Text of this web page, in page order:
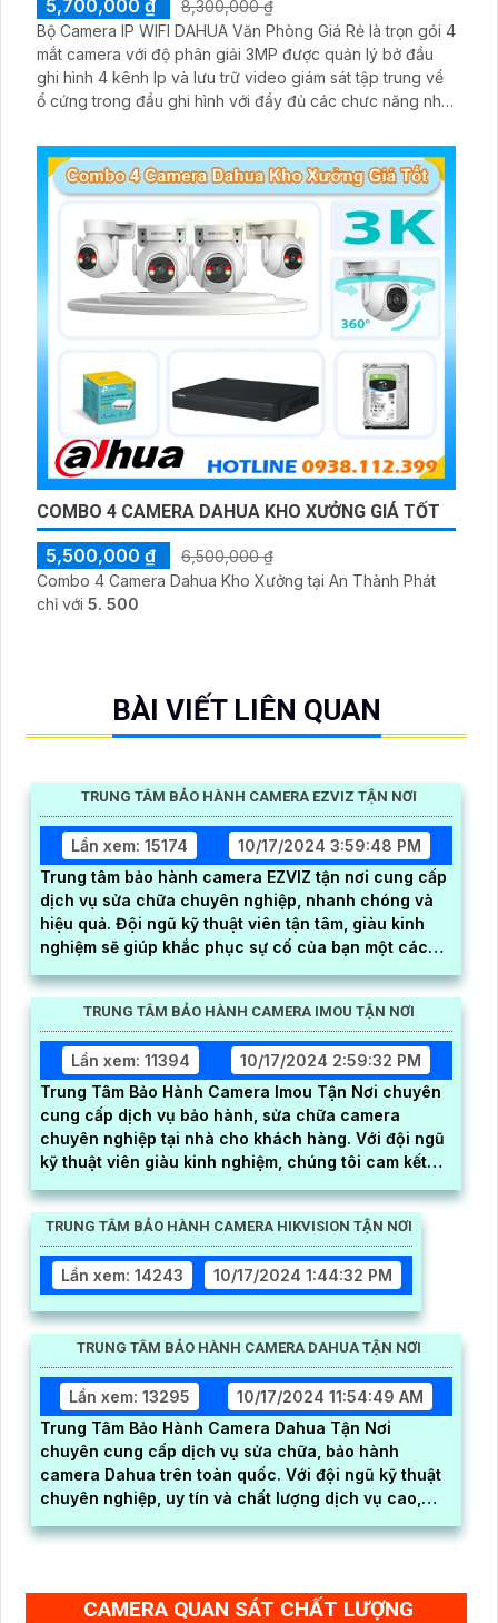
5,700,000 ₫
8,300,000 ₫
Bộ Camera IP WIFI DAHUA Văn Phòng Giá Rẻ là trọn gói 4
mắt camera với độ phân giải 3MP được quản lý bở đầu
ghi hình 4 kênh Ip và lưu trữ video giám sát tập trung về
ổ cứng trong đầu ghi hình với đầy đủ các chưc năng như
giám sát có màu vào ban đêm
COMBO 4 CAMERA DAHUA KHO XƯỞNG GIÁ TỐT
5,500,000 ₫
6,500,000 ₫
Combo 4 Camera Dahua Kho Xưởng tại An Thành Phát
chỉ với 5. 500
BÀI VIẾT LIÊN QUAN
TRUNG TÂM BẢO HÀNH CAMERA EZVIZ TẬN NƠI
Lần xem: 15174
10/17/2024 3:59:48 PM
Trung tâm bảo hành camera EZVIZ tận nơi cung cấp
dịch vụ sửa chữa chuyên nghiệp, nhanh chóng và
hiệu quả. Đội ngũ kỹ thuật viên tận tâm, giàu kinh
nghiệm sẽ giúp khắc phục sự cố của bạn một cách
TRUNG TÂM BẢO HÀNH CAMERA IMOU TẬN NƠI
Lần xem: 11394
10/17/2024 2:59:32 PM
Trung Tâm Bảo Hành Camera Imou Tận Nơi chuyên
cung cấp dịch vụ bảo hành, sửa chữa camera
chuyên nghiệp tại nhà cho khách hàng. Với đội ngũ
kỹ thuật viên giàu kinh nghiệm, chúng tôi cam kết
quả
TRUNG TÂM BẢO HÀNH CAMERA HIKVISION TẬN NƠI
Lần xem: 14243 10/17/2024 1:44:32 PM
TRUNG TÂM BẢO HÀNH CAMERA DAHUA TẬN NƠI
Lần xem: 13295
10/17/2024 11:54:49 AM
Trung Tâm Bảo Hành Camera Dahua Tận Nơi
chuyên cung cấp dịch vụ sửa chữa, bảo hành
camera Dahua trên toàn quốc. Với đội ngũ kỹ thuật
chuyên nghiệp, uy tín và chất lượng dịch vụ cao,
hàng
CAMERA QUAN SÁT CHẤT LƯỢNG